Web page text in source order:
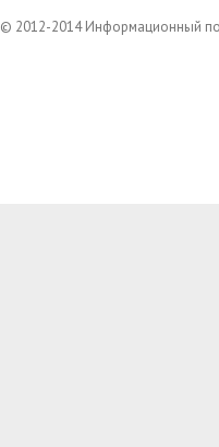
© 2012-2014 Информационный